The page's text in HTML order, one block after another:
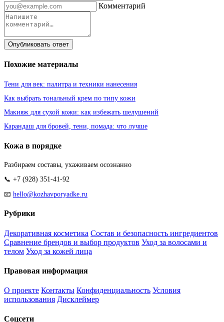
Комментарий
Опубликовать ответ
Похожие материалы
Тени для век: палитра и техники нанесения
Как выбрать тональный крем по типу кожи
Макияж для сухой кожи: как избежать шелушений
Карандаш для бровей, тени, помада: что лучше
Кожа в порядке
Разбираем составы, ухаживаем осознанно
📞 +7 (928) 351-41-92
📧 hello@kozhavporyadke.ru
Рубрики
Декоративная косметика Состав и безопасность ингредиентов
Сравнение брендов и выбор продуктов Уход за волосами и
телом Уход за кожей лица
Правовая информация
О проекте Контакты Конфиденциальность Условия
использования Дисклеймер
Соцсети